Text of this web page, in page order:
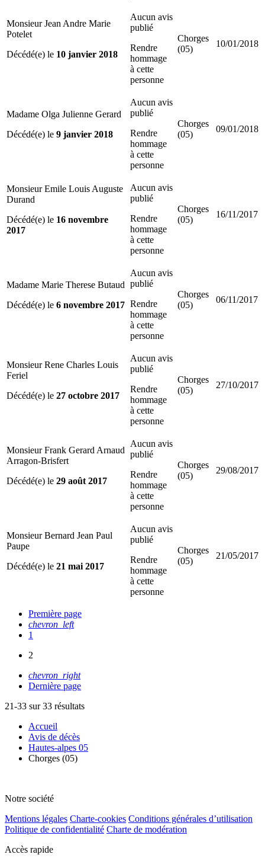
Monsieur Jean Andre Marie
Potelet
Décédé(e) le 10 janvier 2018
Aucun avis
publié
Rendre
hommage
à cette
personne
Chorges
(05)
10/01/2018
Madame Olga Julienne Gerard
Décédé(e) le 9 janvier 2018
Aucun avis
publié
Rendre
hommage
à cette
personne
Chorges
(05)
09/01/2018
Monsieur Emile Louis Auguste
Durand
Décédé(e) le 16 novembre
2017
Aucun avis
publié
Rendre
hommage
à cette
personne
Chorges
(05)
16/11/2017
Madame Marie Therese Butaud
Décédé(e) le 6 novembre 2017
Aucun avis
publié
Rendre
hommage
à cette
personne
Chorges
(05)
06/11/2017
Monsieur Rene Charles Louis
Feriel
Décédé(e) le 27 octobre 2017
Aucun avis
publié
Rendre
hommage
à cette
personne
Chorges
(05)
27/10/2017
Monsieur Frank Gerard Arnaud
Arragon-Brisfert
Décédé(e) le 29 août 2017
Aucun avis
publié
Rendre
hommage
à cette
personne
Chorges
(05)
29/08/2017
Monsieur Bernard Jean Paul
Paupe
Décédé(e) le 21 mai 2017
Aucun avis
publié
Rendre
hommage
à cette
personne
Chorges
(05)
21/05/2017
Première page
chevron_left
1
2
chevron_right
Dernière page
21-33 sur 33 résultats
Accueil
Avis de décès
Hautes-alpes 05
Chorges (05)
Notre société
Mentions légales Charte-cookies Conditions générales d’utilisation
Politique de confidentialité Charte de modération
Accès rapide